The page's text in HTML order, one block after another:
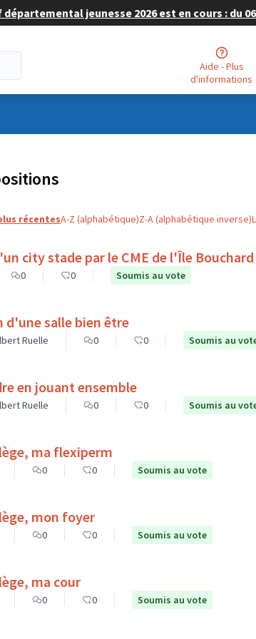
jeunesse 2026 est en cours : du
Aide - Plus
d'informations
récentesA-Z (alphabétique)Z-A (alphabétique inverse)
city stade par le CME de l'Île Bouchard
0 0 Soumis au vote
d'une salle bien être
Ruelle 0 0 Soumis au
en jouant ensemble
Ruelle 0 0 Soumis au
ma flexiperm
0 0 Soumis au vote
mon foyer
0 0 Soumis au vote
ma cour
0 0 Soumis au vote